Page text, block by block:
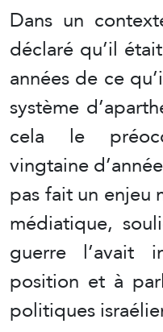
Dans un
déclaré qu’il
années de ce
système
cela le
vingtaine
pas fait un enjeu
médiatique,
guerre l’avait
position et à
politiques